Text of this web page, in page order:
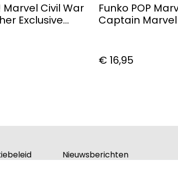
Marvel Civil War
Exclusive
Funko POP
Captain
€ 16,95
Nieuwsberichten